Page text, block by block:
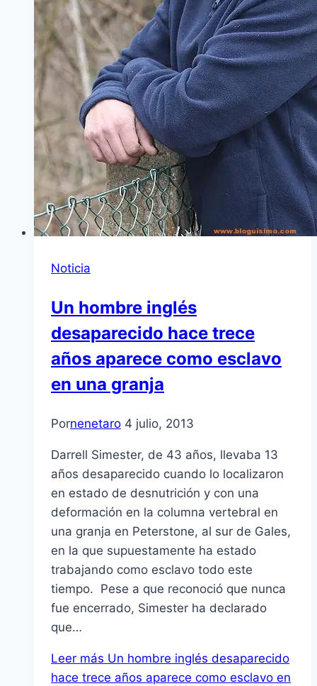
Noticia
Un hombre inglés
desaparecido hace trece
años aparece como esclavo
en una granja
Pornenetaro 4 julio, 2013
Darrell Simester, de 43 años, llevaba 13
años desaparecido cuando lo localizaron
en estado de desnutrición y con una
deformación en la columna vertebral en
una granja en Peterstone, al sur de Gales,
en la que supuestamente ha estado
trabajando como esclavo todo este
tiempo. Pese a que reconoció que nunca
fue encerrado, Simester ha declarado
que…
Leer más Un hombre inglés desaparecido
hace trece años aparece como esclavo en